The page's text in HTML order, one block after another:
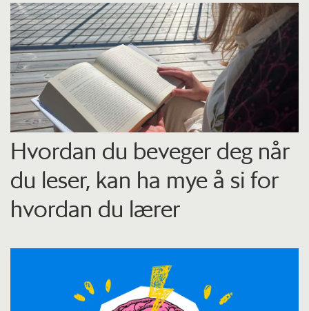
Hvordan du beveger deg når
du leser, kan ha mye å si for
hvordan du lærer